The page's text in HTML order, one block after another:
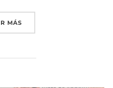
MÁS«GRUPO INTERÓLEO